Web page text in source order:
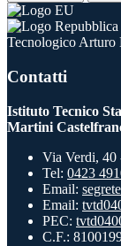
Tecnologico Arturo
Contatti
Istituto Tecnico
Martini
Via Verdi, 40
Tel: 0423
Email:
Email:
PEC:
C.F.: